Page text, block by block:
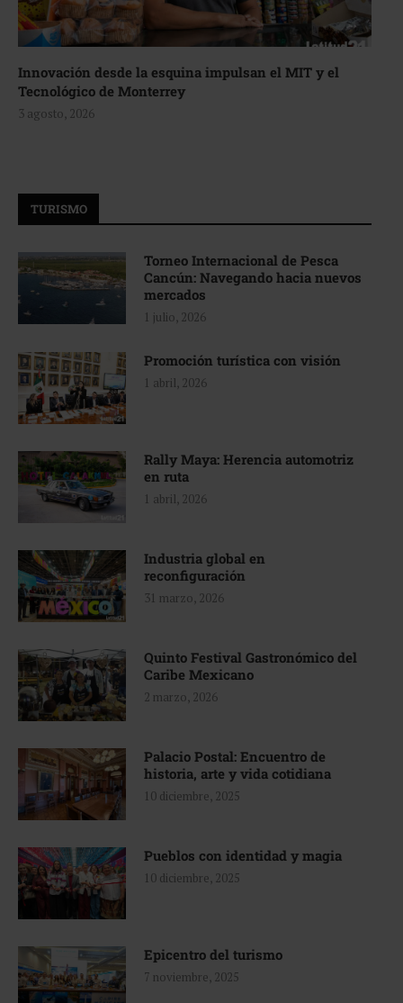
Innovación desde la esquina impulsan el MIT y el
Tecnológico de Monterrey
3 agosto, 2026
TURISMO
Torneo Internacional de Pesca
Cancún: Navegando hacia nuevos
mercados
1 julio, 2026
Promoción turística con visión
1 abril, 2026
Rally Maya: Herencia automotriz
en ruta
1 abril, 2026
Industria global en
reconfiguración
31 marzo, 2026
Quinto Festival Gastronómico del
Caribe Mexicano
2 marzo, 2026
Palacio Postal: Encuentro de
historia, arte y vida cotidiana
10 diciembre, 2025
Pueblos con identidad y magia
10 diciembre, 2025
Epicentro del turismo
7 noviembre, 2025